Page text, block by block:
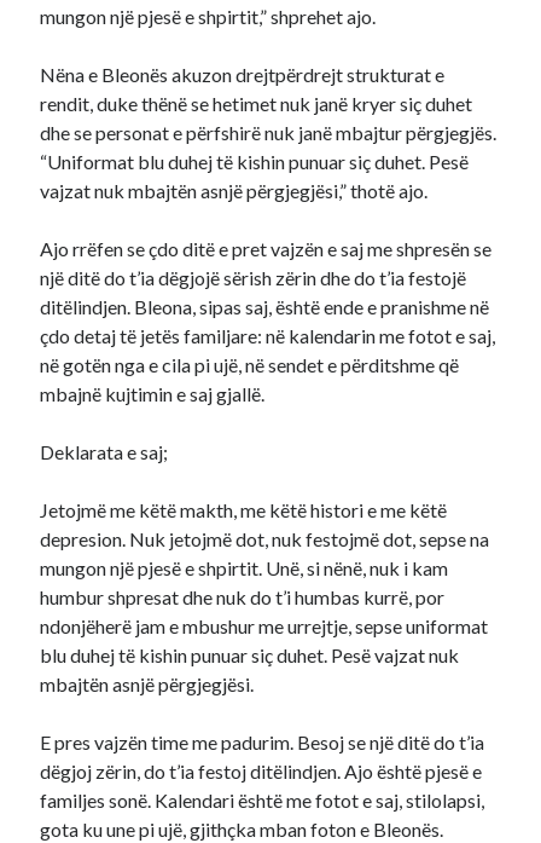
mungon një pjesë e shpirtit,” shprehet ajo.
Nëna e Bleonës akuzon drejtpërdrejt strukturat e
rendit, duke thënë se hetimet nuk janë kryer siç duhet
dhe se personat e përfshirë nuk janë mbajtur përgjegjës.
“Uniformat blu duhej të kishin punuar siç duhet. Pesë
vajzat nuk mbajtën asnjë përgjegjësi,” thotë ajo.
Ajo rrëfen se çdo ditë e pret vajzën e saj me shpresën se
një ditë do t’ia dëgjojë sërish zërin dhe do t’ia festojë
ditëlindjen. Bleona, sipas saj, është ende e pranishme në
çdo detaj të jetës familjare: në kalendarin me fotot e saj,
në gotën nga e cila pi ujë, në sendet e përditshme që
mbajnë kujtimin e saj gjallë.
Deklarata e saj;
Jetojmë me këtë makth, me këtë histori e me këtë
depresion. Nuk jetojmë dot, nuk festojmë dot, sepse na
mungon një pjesë e shpirtit. Unë, si nënë, nuk i kam
humbur shpresat dhe nuk do t’i humbas kurrë, por
ndonjëherë jam e mbushur me urrejtje, sepse uniformat
blu duhej të kishin punuar siç duhet. Pesë vajzat nuk
mbajtën asnjë përgjegjësi.
E pres vajzën time me padurim. Besoj se një ditë do t’ia
dëgjoj zërin, do t’ia festoj ditëlindjen. Ajo është pjesë e
familjes sonë. Kalendari është me fotot e saj, stilolapsi,
gota ku une pi ujë, gjithçka mban foton e Bleonës.